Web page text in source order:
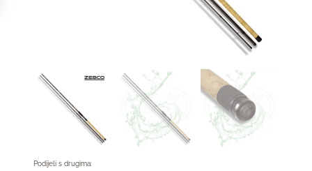
Podijeli s drugima: